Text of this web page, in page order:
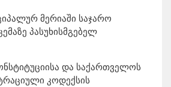
მერიაში საჯარო
პასუხისმგებელ
და საქართველოს
კოდექსის